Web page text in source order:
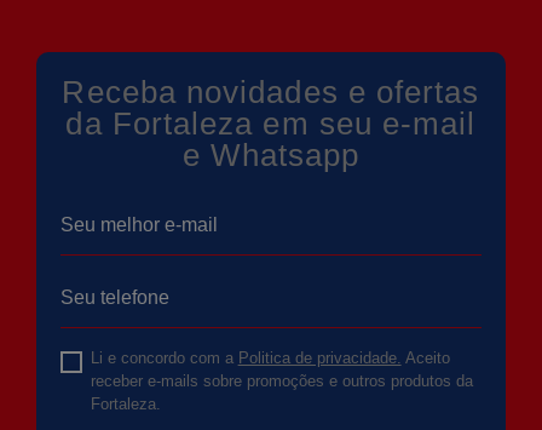
Receba novidades e ofertas
da Fortaleza em seu e-mail
e Whatsapp
Li e concordo com a Politica de privacidade. Aceito
receber e-mails sobre promoções e outros produtos da
Fortaleza.